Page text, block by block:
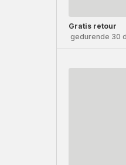
Gratis retour
gedurende 30